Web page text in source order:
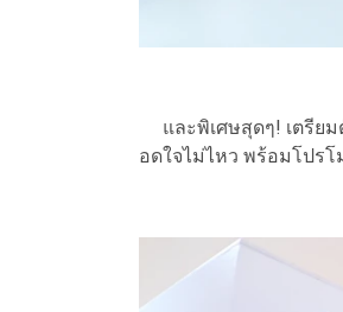
และพิเศษสุดๆ! เตรียม
อดใจไม่ไหว พร้อมโปร